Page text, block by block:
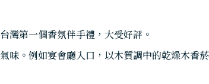
灣第一個香氛伴手禮，大受好評。
味。例如宴會廳入口，以木質調中的乾燥木香菸